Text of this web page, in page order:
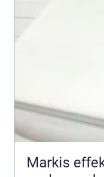
Markis effektivt solskydd för ett